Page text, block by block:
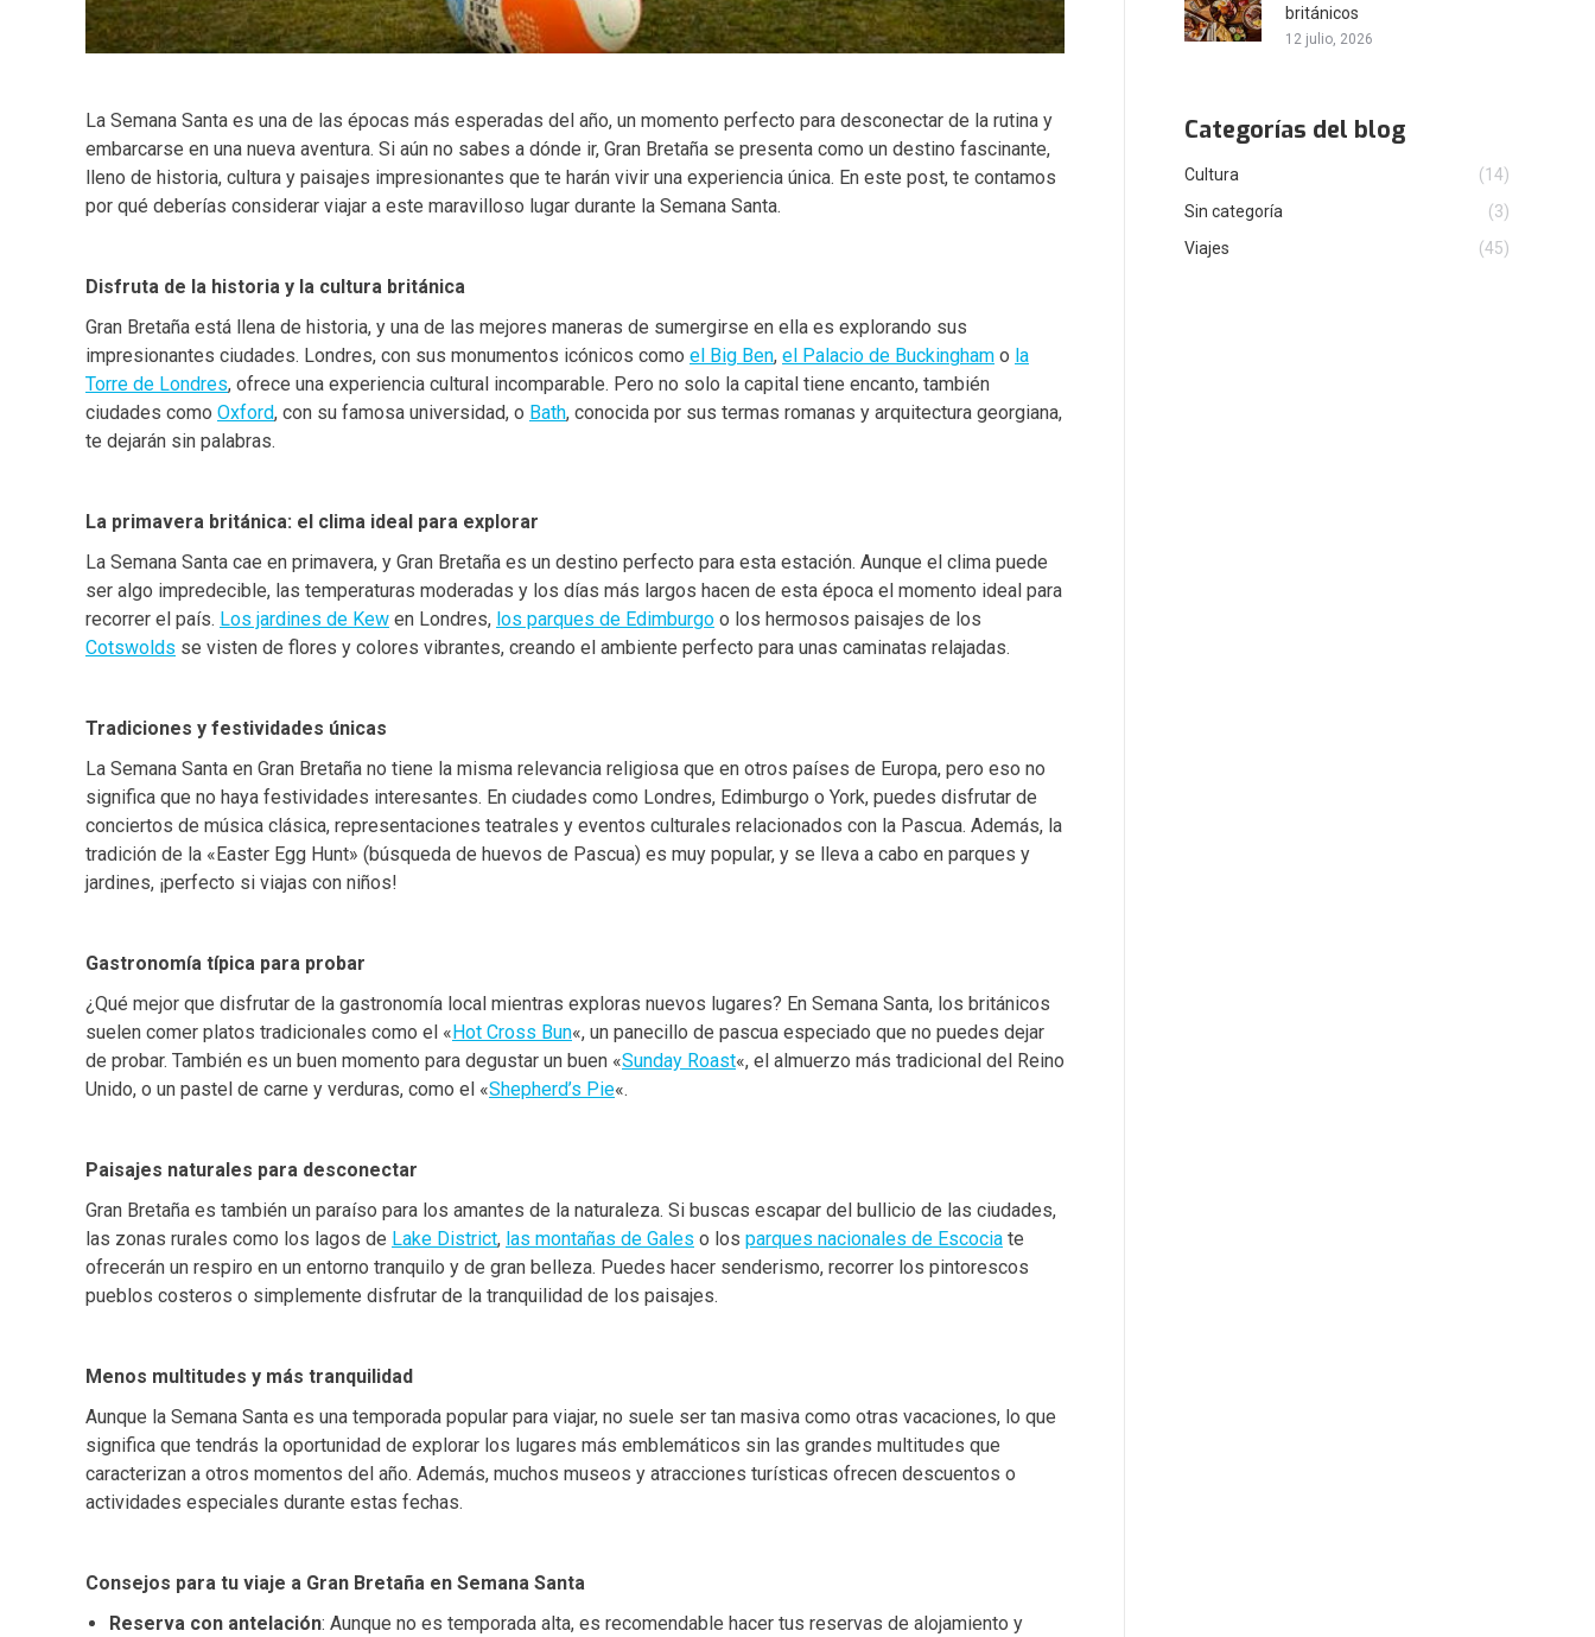
La Semana Santa es una de las épocas más esperadas del año, un momento perfecto para desconectar de la rutina y
embarcarse en una nueva aventura. Si aún no sabes a dónde ir, Gran Bretaña se presenta como un destino fascinante,
lleno de historia, cultura y paisajes impresionantes que te harán vivir una experiencia única. En este post, te contamos
por qué deberías considerar viajar a este maravilloso lugar durante la Semana Santa.
Disfruta de la historia y la cultura británica
Gran Bretaña está llena de historia, y una de las mejores maneras de sumergirse en ella es explorando sus
impresionantes ciudades. Londres, con sus monumentos icónicos como el Big Ben, el Palacio de Buckingham o la
Torre de Londres, ofrece una experiencia cultural incomparable. Pero no solo la capital tiene encanto, también
ciudades como Oxford, con su famosa universidad, o Bath, conocida por sus termas romanas y arquitectura georgiana,
te dejarán sin palabras.
La primavera británica: el clima ideal para explorar
La Semana Santa cae en primavera, y Gran Bretaña es un destino perfecto para esta estación. Aunque el clima puede
ser algo impredecible, las temperaturas moderadas y los días más largos hacen de esta época el momento ideal para
recorrer el país. Los jardines de Kew en Londres, los parques de Edimburgo o los hermosos paisajes de los
Cotswolds se visten de flores y colores vibrantes, creando el ambiente perfecto para unas caminatas relajadas.
Tradiciones y festividades únicas
La Semana Santa en Gran Bretaña no tiene la misma relevancia religiosa que en otros países de Europa, pero eso no
significa que no haya festividades interesantes. En ciudades como Londres, Edimburgo o York, puedes disfrutar de
conciertos de música clásica, representaciones teatrales y eventos culturales relacionados con la Pascua. Además, la
tradición de la «Easter Egg Hunt» (búsqueda de huevos de Pascua) es muy popular, y se lleva a cabo en parques y
jardines, ¡perfecto si viajas con niños!
Gastronomía típica para probar
¿Qué mejor que disfrutar de la gastronomía local mientras exploras nuevos lugares? En Semana Santa, los británicos
suelen comer platos tradicionales como el «Hot Cross Bun«, un panecillo de pascua especiado que no puedes dejar
de probar. También es un buen momento para degustar un buen «Sunday Roast«, el almuerzo más tradicional del Reino
Unido, o un pastel de carne y verduras, como el «Shepherd’s Pie«.
Paisajes naturales para desconectar
Gran Bretaña es también un paraíso para los amantes de la naturaleza. Si buscas escapar del bullicio de las ciudades,
las zonas rurales como los lagos de Lake District, las montañas de Gales o los parques nacionales de Escocia te
ofrecerán un respiro en un entorno tranquilo y de gran belleza. Puedes hacer senderismo, recorrer los pintorescos
pueblos costeros o simplemente disfrutar de la tranquilidad de los paisajes.
Menos multitudes y más tranquilidad
Aunque la Semana Santa es una temporada popular para viajar, no suele ser tan masiva como otras vacaciones, lo que
significa que tendrás la oportunidad de explorar los lugares más emblemáticos sin las grandes multitudes que
caracterizan a otros momentos del año. Además, muchos museos y atracciones turísticas ofrecen descuentos o
actividades especiales durante estas fechas.
Consejos para tu viaje a Gran Bretaña en Semana Santa
Reserva con antelación: Aunque no es temporada alta, es recomendable hacer tus reservas de alojamiento y
británicos
12 julio, 2026
Categorías del blog
Cultura
(14)
Sin categoría
(3)
Viajes
(45)